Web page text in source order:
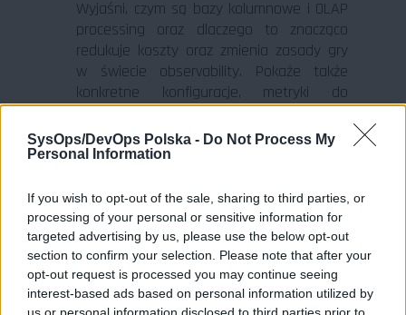
SysOps/DevOps Polska - Do Not Process My
Personal Information
If you wish to opt-out of the sale, sharing to third parties, or
processing of your personal or sensitive information for
targeted advertising by us, please use the below opt-out
section to confirm your selection. Please note that after your
opt-out request is processed you may continue seeing
interest-based ads based on personal information utilized by
us or personal information disclosed to third parties prior to
Wyjaśni, czym są bazy kolumnowe i OLAP
processing oraz dlaczego to znacząco
redukuje koszty oraz zmienia zasady gry
w świecie observability. Pokaże także
konkretne konfiguracje, metryki do
monitorowania i decyzje architektoniczne
ze sprawdzonych wdrożeń. Z prelekcji
wyjdziemy z wiedzą, jak zbudować
organizacji.
Sebastian Kozak - programista Java z
ponad 10-letnim doświadczeniem,
specjalizujący się w distributed tracing i
observability z wykorzystaniem